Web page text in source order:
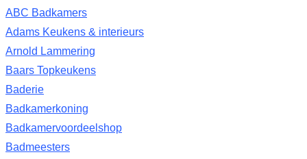
ABC Badkamers
Adams Keukens & interieurs
Arnold Lammering
Baars Topkeukens
Baderie
Badkamerkoning
Badkamervoordeelshop
Badmeesters